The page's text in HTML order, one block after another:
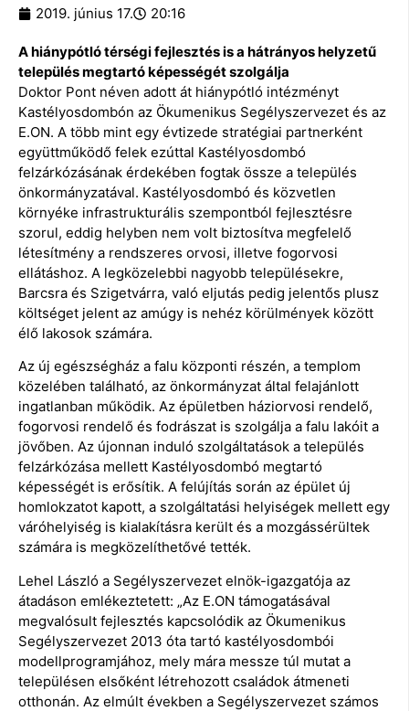
2019. június 17. 20:16
A hiánypótló térségi fejlesztés is a hátrányos helyzetű
település megtartó képességét szolgálja
Doktor Pont néven adott át hiánypótló intézményt
Kastélyosdombón az Ökumenikus Segélyszervezet és az
E.ON. A több mint egy évtizede stratégiai partnerként
együttműködő felek ezúttal Kastélyosdombó
felzárkózásának érdekében fogtak össze a település
önkormányzatával. Kastélyosdombó és közvetlen
környéke infrastrukturális szempontból fejlesztésre
szorul, eddig helyben nem volt biztosítva megfelelő
létesítmény a rendszeres orvosi, illetve fogorvosi
ellátáshoz. A legközelebbi nagyobb településekre,
Barcsra és Szigetvárra, való eljutás pedig jelentős plusz
költséget jelent az amúgy is nehéz körülmények között
élő lakosok számára.
Az új egészségház a falu központi részén, a templom
közelében található, az önkormányzat által felajánlott
ingatlanban működik. Az épületben háziorvosi rendelő,
fogorvosi rendelő és fodrászat is szolgálja a falu lakóit a
jövőben. Az újonnan induló szolgáltatások a település
felzárkózása mellett Kastélyosdombó megtartó
képességét is erősítik. A felújítás során az épület új
homlokzatot kapott, a szolgáltatási helyiségek mellett egy
váróhelyiség is kialakításra került és a mozgássérültek
számára is megközelíthetővé tették.
Lehel László a Segélyszervezet elnök-igazgatója az
átadáson emlékeztetett: „Az E.ON támogatásával
megvalósult fejlesztés kapcsolódik az Ökumenikus
Segélyszervezet 2013 óta tartó kastélyosdombói
modellprogramjához, mely mára messze túl mutat a
településen elsőként létrehozott családok átmeneti
otthonán. Az elmúlt években a Segélyszervezet számos